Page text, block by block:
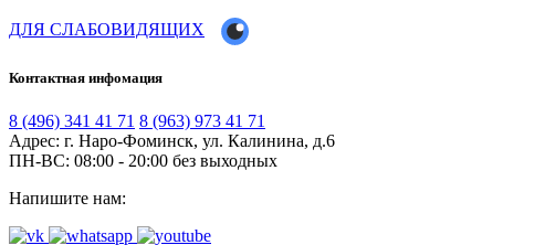
ДЛЯ СЛАБОВИДЯЩИХ
Контактная инфомация
8 (496) 341 41 71 8 (963) 973 41 71
Адрес: г. Наро-Фоминск, ул. Калинина, д.6
ПН-ВС: 08:00 - 20:00 без выходных
Напишите нам: